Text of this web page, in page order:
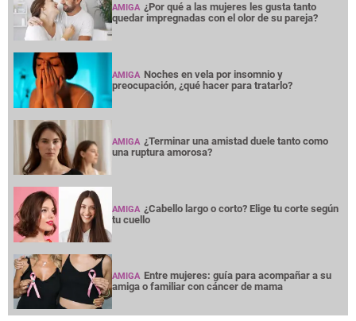
AMIGA ¿Por qué a las mujeres les gusta tanto
quedar impregnadas con el olor de su pareja?
AMIGA Noches en vela por insomnio y
preocupación, ¿qué hacer para tratarlo?
AMIGA ¿Terminar una amistad duele tanto como
una ruptura amorosa?
AMIGA ¿Cabello largo o corto? Elige tu corte según
tu cuello
AMIGA Entre mujeres: guía para acompañar a su
amiga o familiar con cáncer de mama